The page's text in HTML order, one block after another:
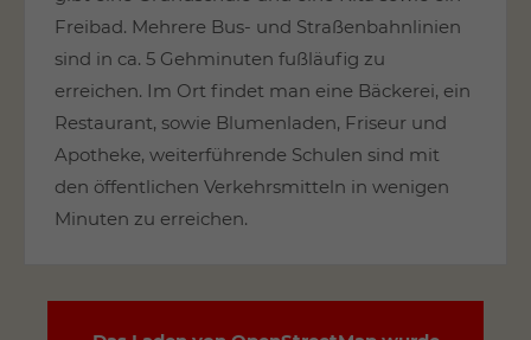
Freibad. Mehrere Bus- und Straßenbahnlinien
sind in ca. 5 Gehminuten fußläufig zu
erreichen. Im Ort findet man eine Bäckerei, ein
Restaurant, sowie Blumenladen, Friseur und
Apotheke, weiterführende Schulen sind mit
den öffentlichen Verkehrsmitteln in wenigen
Minuten zu erreichen.